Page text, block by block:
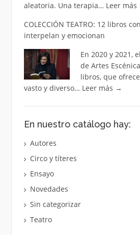
aleatoria. Una terapia… Leer más
COLECCIÓN TEATRO: 12 libros
interpelan y emocionan
En 2020 y 2021,
de Artes
libros, que
vasto y diverso… Leer más →
En nuestro catálogo hay:
Autores
Circo y títeres
Ensayo
Novedades
Sin categorizar
Teatro